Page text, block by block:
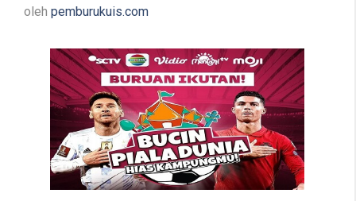
oleh pemburukuis.com